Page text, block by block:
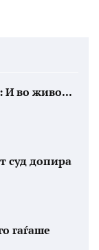
И во живо...
суд допира
гаѓаше